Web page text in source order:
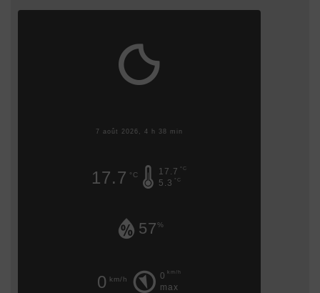
7 août 2026, 4 h 38 min
17.7 °C 17.7 °C
5.3 °C
57%
0 km/h 0 km/h
max